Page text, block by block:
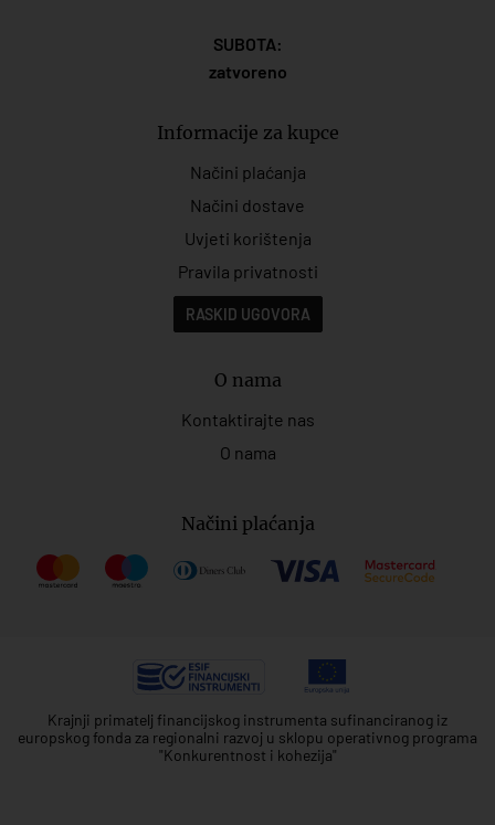
SUBOTA:
zatvoreno
Informacije za kupce
Načini plaćanja
Načini dostave
Uvjeti korištenja
Pravila privatnosti
RASKID UGOVORA
O nama
Kontaktirajte nas
O nama
Načini plaćanja
Krajnji primatelj financijskog instrumenta sufinanciranog iz
europskog fonda za regionalni razvoj u sklopu operativnog programa
"Konkurentnost i kohezija"